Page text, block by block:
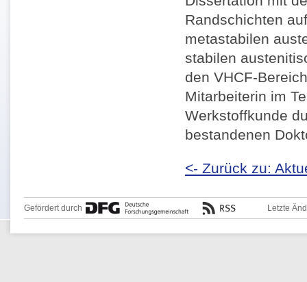
Randschichten
metastabilen
stabilen
den VHCF-
Mitarbeiterin im
Werkstoffkunde
bestandenen
<- Zurück zu:
Gefördert durch Letzte